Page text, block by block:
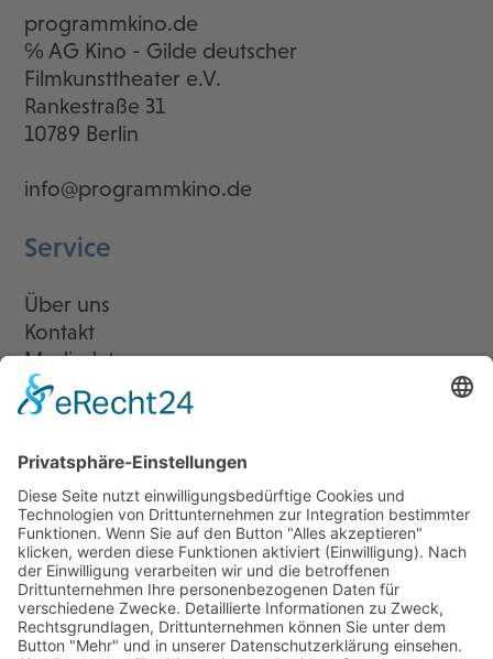
programmkino.de
℅ AG Kino - Gilde deutscher
Filmkunsttheater e.V.
Rankestraße 31
10789 Berlin
info@programmkino.de
Service
Über uns
Kontakt
Mediadaten
Newsletter
LogIn
Legal
Impressum
Datenschutzerklärung
Cookie-Einstellungen